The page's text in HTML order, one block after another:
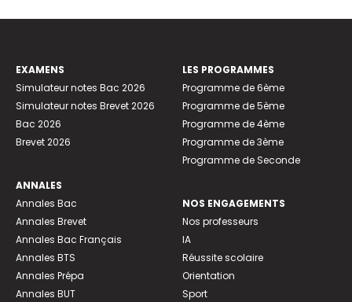
EXAMENS
Simulateur notes Bac 2026
Simulateur notes Brevet 2026
Bac 2026
Brevet 2026
ANNALES
Annales Bac
Annales Brevet
Annales Bac Français
Annales BTS
Annales Prépa
Annales BUT
LES PROGRAMMES
Programme de 6ème
Programme de 5ème
Programme de 4ème
Programme de 3ème
Programme de Seconde
NOS ENGAGEMENTS
Nos professeurs
IA
Réussite scolaire
Orientation
Sport